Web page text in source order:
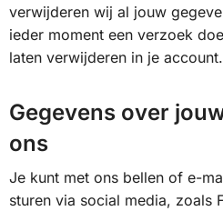
verwijderen wij al jouw
ieder moment een verzoek
laten verwijderen in je account.
Gegevens over
ons
Je kunt met ons bellen of e-
sturen via social media, zoals